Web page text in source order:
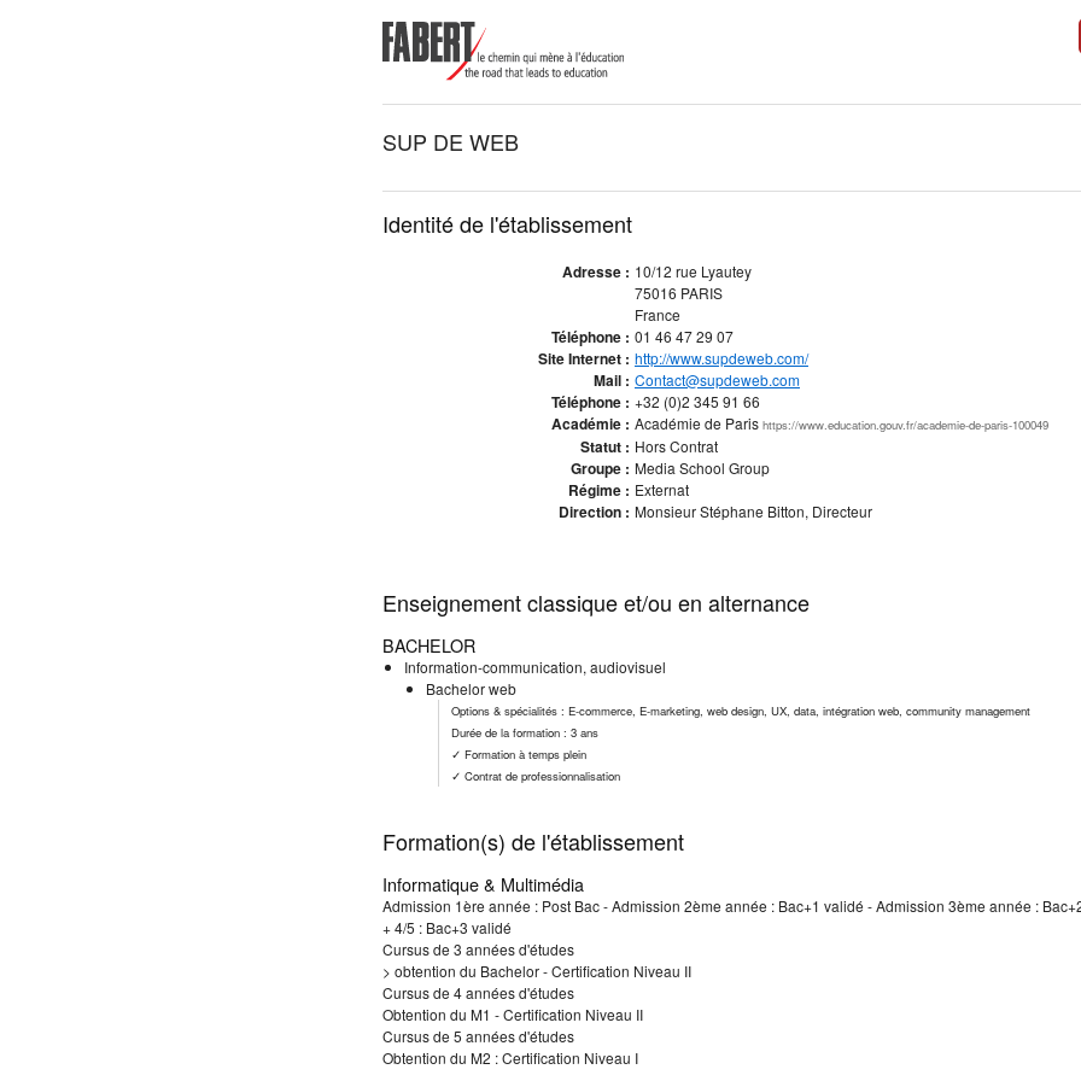
SUP DE WEB
Identité de l'établissement
Adresse : 10/12 rue Lyautey
75016 PARIS
France
Téléphone : 01 46 47 29 07
Site Internet : http://www.supdeweb.com/
Mail : Contact@supdeweb.com
Téléphone : +32 (0)2 345 91 66
Académie : Académie de Paris https://www.education.gouv.fr/academie-de-paris-100049
Statut : Hors Contrat
Groupe : Media School Group
Régime : Externat
Direction : Monsieur Stéphane Bitton, Directeur
Enseignement classique et/ou en alternance
BACHELOR
Information-communication, audiovisuel
Bachelor web
Options & spécialités : E-commerce, E-marketing, web design, UX, data, intégration web, community management
Durée de la formation : 3 ans
✓ Formation à temps plein
✓ Contrat de professionnalisation
Formation(s) de l'établissement
Informatique & Multimédia
Admission 1ère année : Post Bac - Admission 2ème année : Bac+1 validé - Admission 3ème année :
+ 4/5 : Bac+3 validé
Cursus de 3 années d'études
> obtention du Bachelor - Certification Niveau II
Cursus de 4 années d'études
Obtention du M1 - Certification Niveau II
Cursus de 5 années d'études
Obtention du M2 : Certification Niveau I